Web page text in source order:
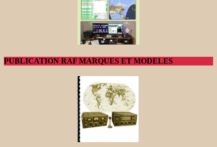
PUBLICATION RAF MARQUES ET MODELES